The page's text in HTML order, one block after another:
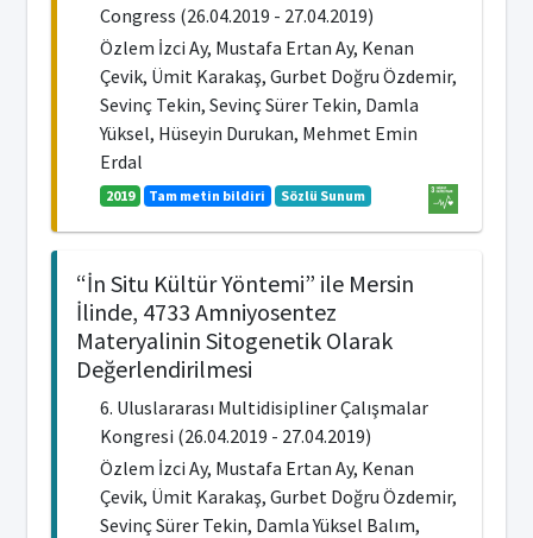
Congress (26.04.2019 - 27.04.2019)
Özlem İzci Ay, Mustafa Ertan Ay, Kenan
Çevik, Ümit Karakaş, Gurbet Doğru Özdemir,
Sevinç Tekin, Sevinç Sürer Tekin, Damla
Yüksel, Hüseyin Durukan, Mehmet Emin
Erdal
2019 Tam metin bildiri Sözlü Sunum
“İn Situ Kültür Yöntemi” ile Mersin
İlinde, 4733 Amniyosentez
Materyalinin Sitogenetik Olarak
Değerlendirilmesi
6. Uluslararası Multidisipliner Çalışmalar
Kongresi (26.04.2019 - 27.04.2019)
Özlem İzci Ay, Mustafa Ertan Ay, Kenan
Çevik, Ümit Karakaş, Gurbet Doğru Özdemir,
Sevinç Sürer Tekin, Damla Yüksel Balım,